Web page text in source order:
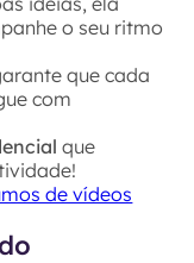
o seu ritmo
que cada
com
que
de vídeos